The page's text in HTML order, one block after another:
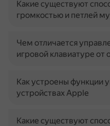
Какие существуют
громкостью и петлей
Чем отличается
игровой клавиатуре от
Как устроены функции
устройствах Apple
Какие существуют